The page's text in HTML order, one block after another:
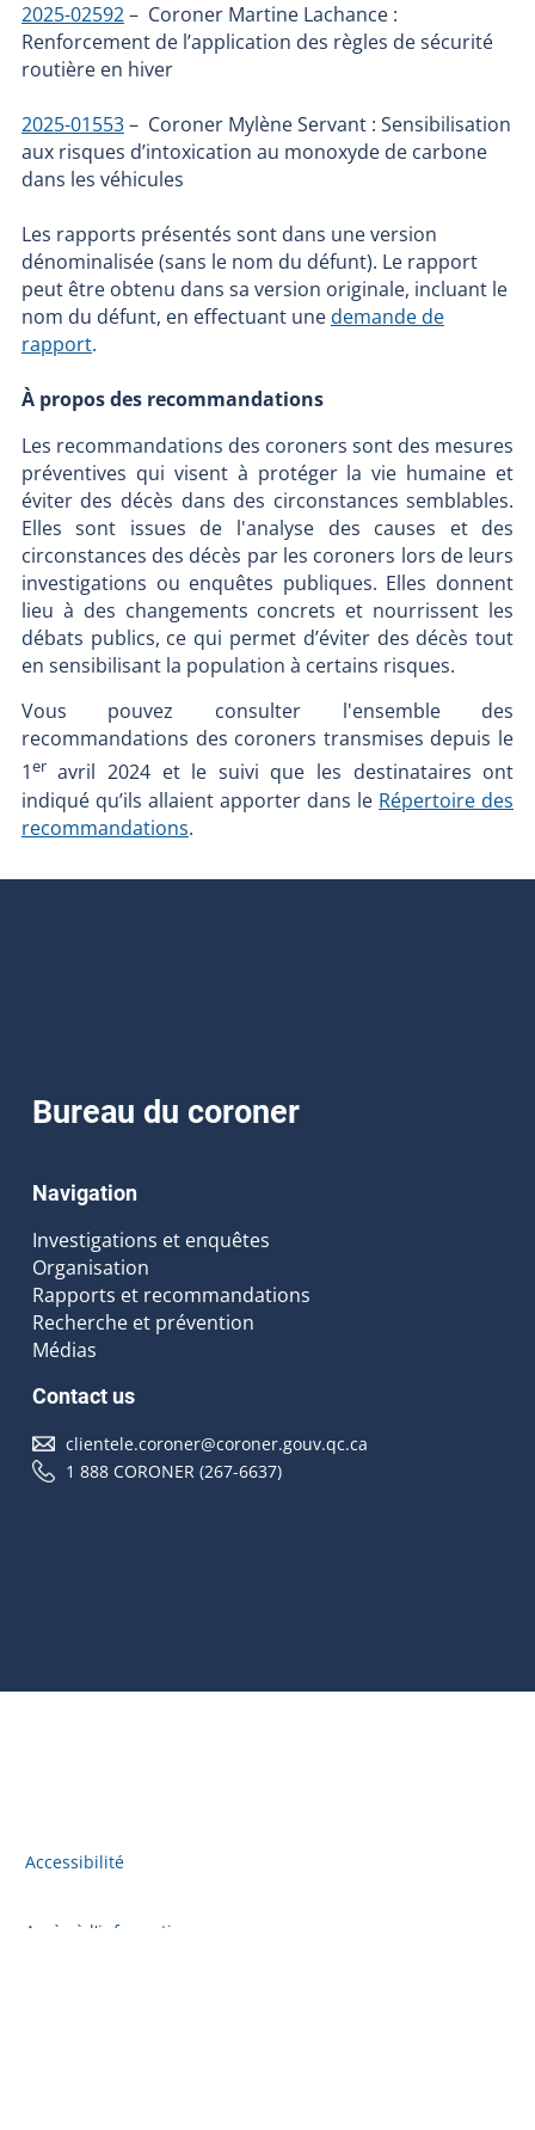
2025-02592– Coroner Martine Lachance :
Renforcement de l’application des règles de sécurité
routière en hiver
2025-01553– Coroner Mylène Servant : Sensibilisation
aux risques d’intoxication au monoxyde de carbone
dans les véhicules
Les rapports présentés sont dans une version
dénominalisée (sans le nom du défunt). Le rapport
peut être obtenu dans sa version originale, incluant le
nom du défunt, en effectuant unedemande de
rapport.
À propos des recommandations
Les recommandations des coroners sont des mesures
préventives qui visent à protéger la vie humaine et
éviter des décès dans des circonstances semblables.
Elles sont issues de l'analyse des causes et des
circonstances des décès par les coroners lors de leurs
investigations ou enquêtes publiques. Elles donnent
lieu à des changements concrets et nourrissent les
débats publics, ce qui permet d’éviter des décès tout
en sensibilisant la population à certains risques.
Vous pouvez consulter l'ensemble des
recommandations des coroners transmises depuis le
1eravril 2024 et le suivi que les destinataires ont
indiqué qu’ils allaient apporter dans le Répertoire des
recommandations.
Bureau du coroner
Navigation
Investigations et enquêtes
Organisation
Rapports et recommandations
Recherche et prévention
Médias
Contact us
clientele.coroner@coroner.gouv.qc.ca
1 888 CORONER (267-6637)
Accessibilité
Accès à l'information